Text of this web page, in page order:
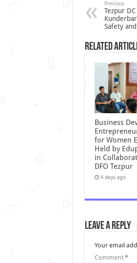
Previous
Tezpur
Safety
Related
Business
for Women
Held by
in
DFO Tezpur
4 days ago
Leave a Reply
Your email
Comment *